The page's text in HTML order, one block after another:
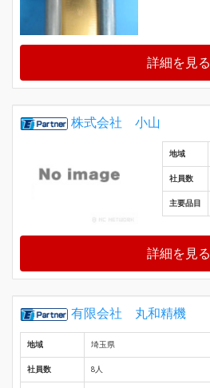
詳細を見る
株式会社 小山
地域
社員数
主要品目
詳細を見る
有限会社 丸和精機
地域 埼玉県
社員数 8人